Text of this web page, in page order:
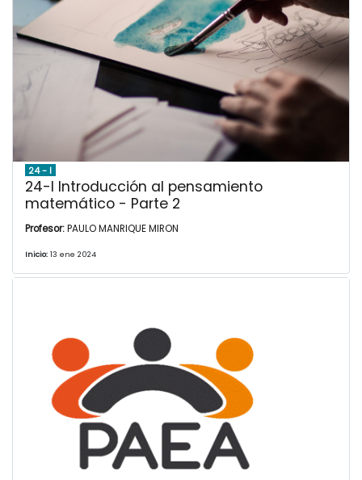
24 - I
24-I Introducción al pensamiento
matemático - Parte 2
Profesor:PAULO MANRIQUE MIRON
Inicio: 13 ene 2024